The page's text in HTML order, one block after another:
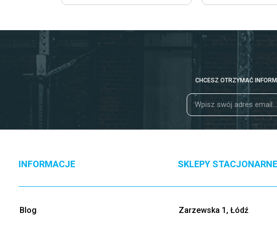
CHCESZ OTRZYMAĆ
INFORMACJE
Blog
SKLEPY STACJONARNE
Zarzewska 1, Łódź